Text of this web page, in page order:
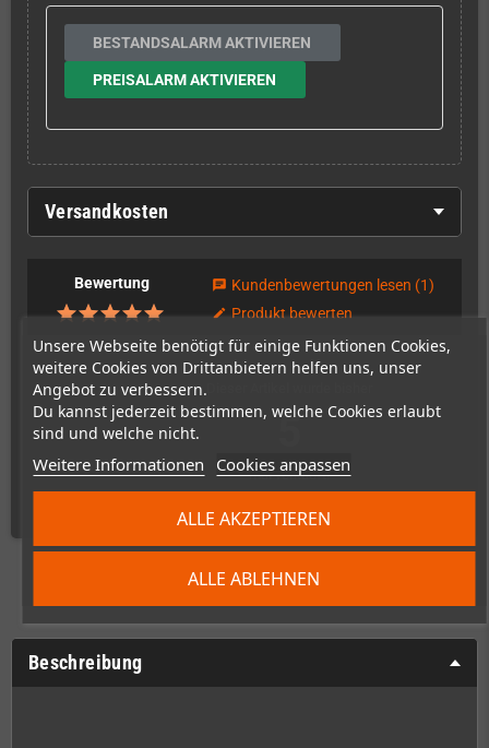
Unsere Webseite benötigt für einige Funktionen Cookies,
weitere Cookies von Drittanbietern helfen uns, unser
Angebot zu verbessern.
Du kannst jederzeit bestimmen, welche Cookies erlaubt
sind und welche nicht.
Weitere Informationen Cookies anpassen
ALLE ABLEHNEN
ALLE AKZEPTIEREN
BESTANDSALARM AKTIVIEREN
PREISALARM AKTIVIEREN
Versandkosten
Bewertung chat Kundenbewertungen lesen (1)
edit Produkt bewerten
5
mal verkauft!
Beschreibung